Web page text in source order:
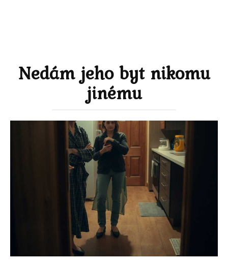
Nedám jeho byt nikomu
jinému